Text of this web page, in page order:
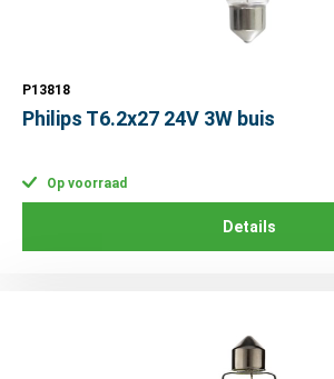
P13818
Philips T6.2x27 24V 3W buis
Op voorraad
Details